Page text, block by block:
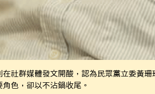
在社群媒體發文開酸，認為民眾黨立委黃
色，卻以不沾鍋收尾。